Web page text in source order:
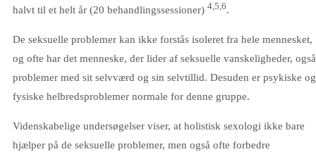
halvt til et helt år (20 behandlingssessioner) 4,5,6.
De seksuelle problemer kan ikke forstås isoleret fra hele mennesket,
og ofte har det menneske, der lider af seksuelle vanskeligheder, også
problemer med sit selvværd og sin selvtillid. Desuden er psykiske og
fysiske helbredsproblemer normale for denne gruppe.
Videnskabelige undersøgelser viser, at holistisk sexologi ikke bare
hjælper på de seksuelle problemer, men også ofte forbedre